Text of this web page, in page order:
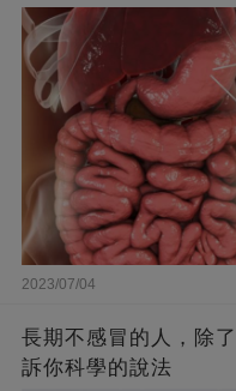
2023/07/04
長期不感冒的人，除
訴你科學的說法